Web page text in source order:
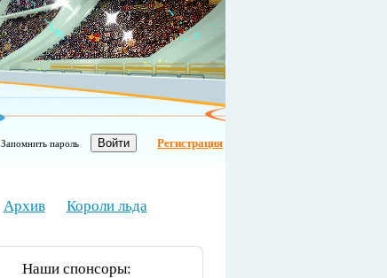
Запомнить пароль Регистрация
Архив Короли льда
Наши спонсоры: